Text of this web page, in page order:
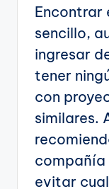
Encontrar
sencillo,
ingresar
tener
con
similares.
compañía
evitar